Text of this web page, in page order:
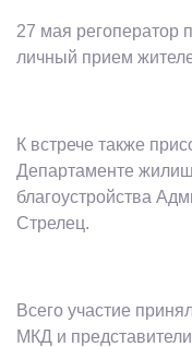
27 мая регоператор
личный прием
К встрече также
Департаменте
благоустройства
Стрелец.
Всего участие
МКД и